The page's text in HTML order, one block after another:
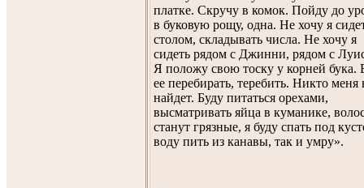
платке. Скручу в комок. Пойду до
в буковую рощу, одна. Не хочу я
столом, складывать числа. Не хочу я
сидеть рядом с Джинни, рядом с
Я положу свою тоску у корней бука.
ее перебирать, теребить. Никто меня
найдет. Буду питаться орехами,
высматривать яйца в куманике,
станут грязные, я буду спать под
воду пить из канавы, так и умру».